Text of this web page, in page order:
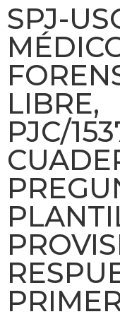
SPJ-
LIBRE,
PJC/